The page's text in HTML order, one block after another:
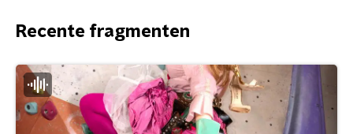
Recente fragmenten